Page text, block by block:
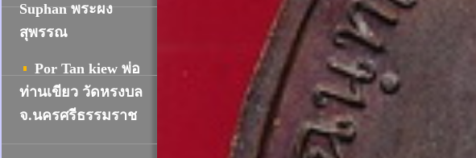
Suphan พระผง
สุพรรณ
Por Tan kiew พ่อ
ท่านเขียว วัดหรงบล
จ.นครศรีธรรมราช